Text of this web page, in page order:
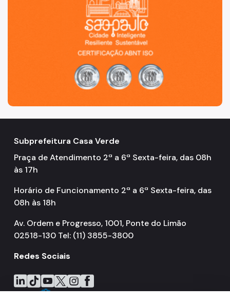
Subprefeitura Casa Verde
Praça de Atendimento 2ª a 6ª Sexta-feira, das 08h
às 17h
Horário de Funcionamento 2ª a 6ª Sexta-feira, das
08h às 18h
Av. Ordem e Progresso, 1001, Ponte do Limão
02518-130 Tel: (11) 3855-3800
Redes Sociais
Icone do LinkedIn
Icone do TikTok
Icone do YouTube
Icone do X
Icone do Instagram
Icone do Facebook